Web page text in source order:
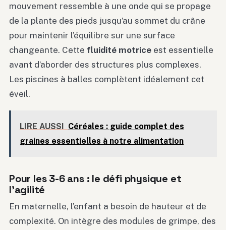
mouvement ressemble à une onde qui se propage
de la plante des pieds jusqu’au sommet du crâne
pour maintenir l’équilibre sur une surface
changeante. Cette fluidité motrice est essentielle
avant d’aborder des structures plus complexes.
Les piscines à balles complètent idéalement cet
éveil.
LIRE AUSSI
Céréales : guide complet des
graines essentielles à notre alimentation
Pour les 3-6 ans : le défi physique et
l’agilité
En maternelle, l’enfant a besoin de hauteur et de
complexité. On intègre des modules de grimpe, des